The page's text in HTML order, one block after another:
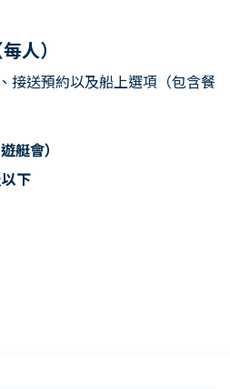
人）
接送預約以及船上選項（包含餐
艇會）
下